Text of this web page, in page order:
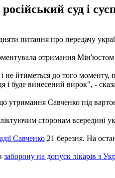
суд і
питання про передачу
отримання
не йтиметься до того
і буде винесений вирок", -
утримання Савченко під
сторонам всередині
Савченко 21 березня. На
заборону на допуск лікарів з